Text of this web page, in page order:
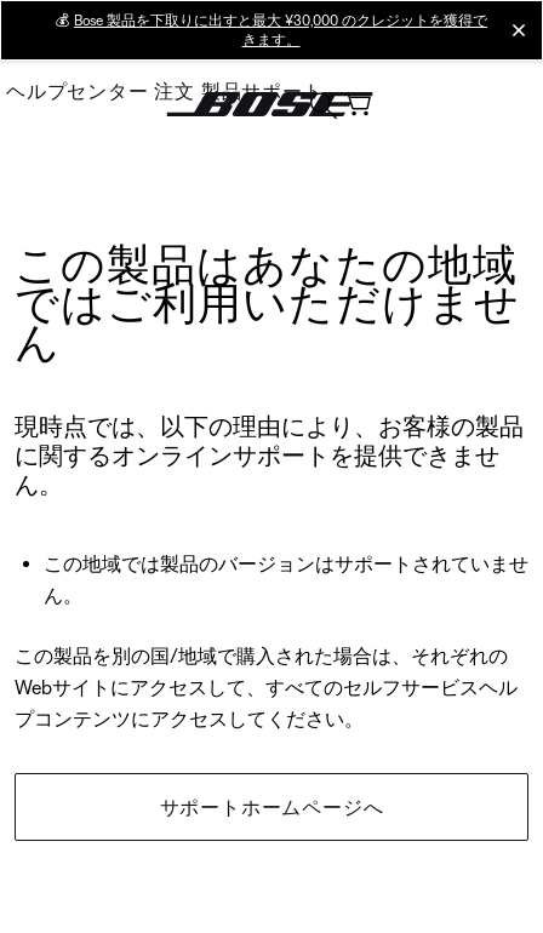
Main
💰 Bose 製品を下取りに出すと最大 ¥30,000 のクレジットを獲得で
きます。
ヘルプセンター 注文 製品サポート
この製品はあなたの地域
ではご利用いただけませ
ん
現時点では、以下の理由により、お客様の製品
に関するオンラインサポートを提供できませ
ん。
この地域では製品のバージョンはサポートされていませ
ん。
この製品を別の国/地域で購入された場合は、それぞれの
Webサイトにアクセスして、すべてのセルフサービスヘル
プコンテンツにアクセスしてください。
サポートホームページへ